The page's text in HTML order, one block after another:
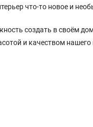
что-то новое и
создать в своём
и качеством нашего